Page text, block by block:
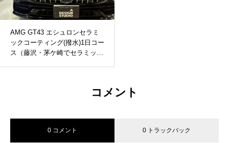
AMG GT43 エシュロンセラミ
ックコーティング(撥水)1日コー
ス（藤沢・茅ケ崎でセラミック
コメント
0 コメント 0 トラックバック